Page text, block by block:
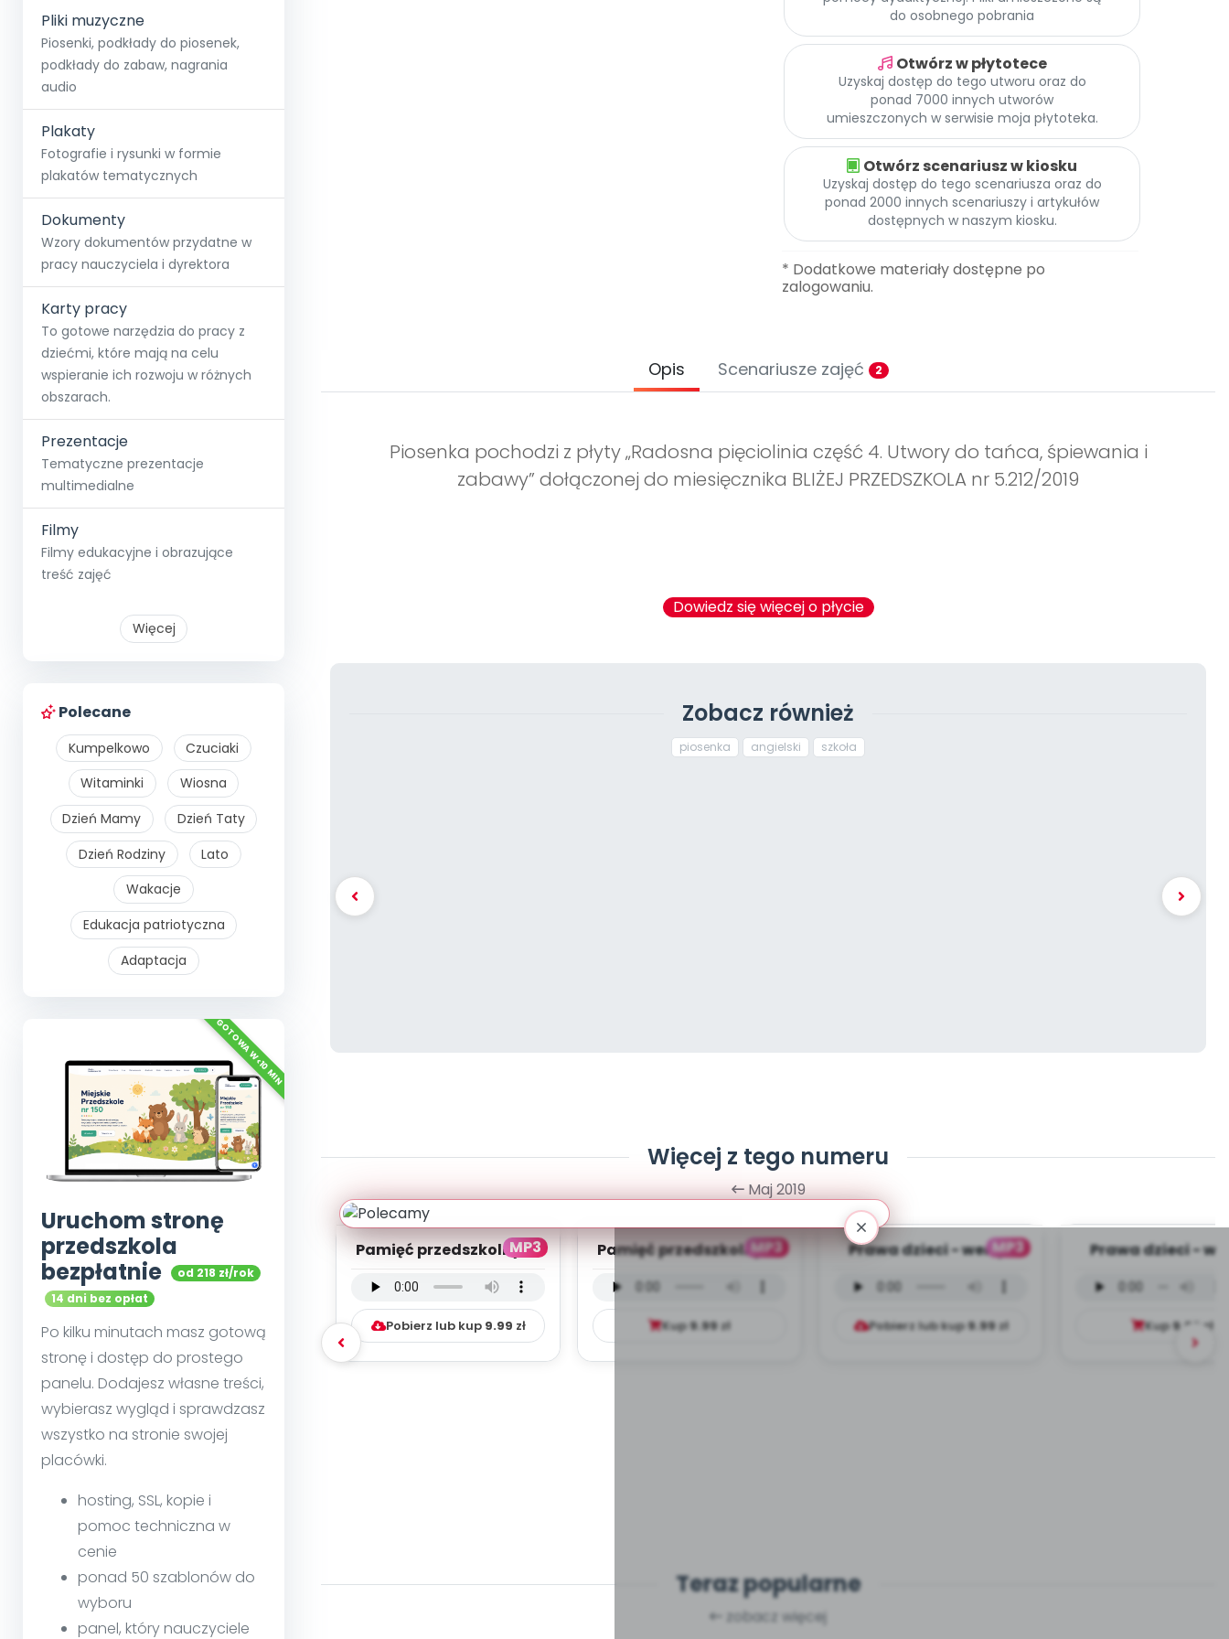
Pliki muzyczne
Piosenki, podkłady do piosenek,
podkłady do zabaw, nagrania
audio
Plakaty
Fotografie i rysunki w formie
plakatów tematycznych
Dokumenty
Wzory dokumentów przydatne w
pracy nauczyciela i dyrektora
Karty pracy
To gotowe narzędzia do pracy z
dziećmi, które mają na celu
wspieranie ich rozwoju w różnych
obszarach.
Prezentacje
Tematyczne prezentacje
multimedialne
Filmy
Filmy edukacyjne i obrazujące
treść zajęć
Więcej
Polecane
Kumpelkowo
Czuciaki
Witaminki
Wiosna
Dzień Mamy
Dzień Taty
Dzień Rodziny
Lato
Wakacje
Edukacja patriotyczna
Adaptacja
Uruchom stronę
przedszkola
bezpłatnie
od 218 zł/rok
14 dni bez opłat
Po kilku minutach masz gotową
stronę i dostęp do prostego
panelu. Dodajesz własne treści,
wybierasz wygląd i sprawdzasz
wszystko na stronie swojej
placówki.
hosting, SSL, kopie i
pomoc techniczna w
cenie
ponad 50 szablonów do
wyboru
panel, który nauczyciele
do osobnego pobrania
Otwórz w płytotece
Uzyskaj dostęp do tego utworu oraz do
ponad 7000 innych utworów
umieszczonych w serwisie moja płytoteka.
Otwórz scenariusz w kiosku
Uzyskaj dostęp do tego scenariusza oraz do
ponad 2000 innych scenariuszy i artykułów
dostępnych w naszym kiosku.
* Dodatkowe materiały dostępne po
zalogowaniu.
Opis Scenariusze zajęć 2
Piosenka pochodzi z płyty „Radosna pięciolinia część 4. Utwory do tańca, śpiewania i
zabawy” dołączonej do miesięcznika BLIŻEJ PRZEDSZKOLA nr 5.212/2019
Dowiedz się więcej o płycie
Zobacz również
piosenka angielski szkoła
Więcej z tego numeru
Maj 2019
MP3
Pamięć przedszkolnych
instrumentalna (PD, ...
Pobierz lub kup 9.99 zł
MP3
Pamięć przedszkolnych
(PD, mp3)
Kup9.99zł
MP3
Prawa dzieci - wersja
Pobierz lub kup9.99zł
Prawa dzieci -
Kup9.99 zł
Teraz popularne
zobacz więcej